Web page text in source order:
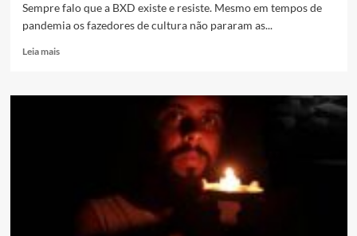
Sempre falo que a BXD existe e resiste. Mesmo em tempos de
pandemia os fazedores de cultura não pararam as...
Leia maisRead
As